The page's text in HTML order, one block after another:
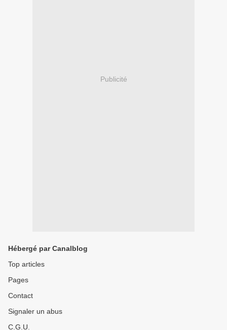
Publicité
Hébergé par Canalblog
Top articles
Pages
Contact
Signaler un abus
C.G.U.